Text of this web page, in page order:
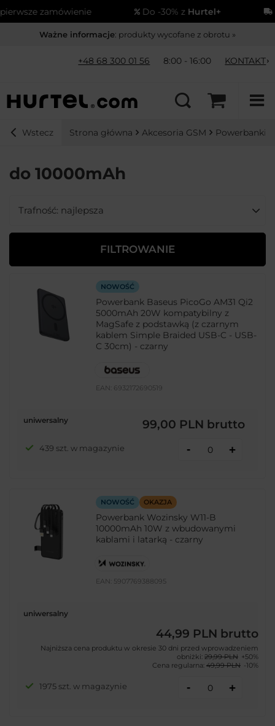
zamówienie Do -30% zHurtel+
Ważne informacje: produkty wycofane z obrotu »
+48 68 300 01 56 8:00 - 16:00 KONTAKT
Wstecz Strona główna Akcesoria GSM Powerbanki
do 10000mAh
Zmień sortowanie
Trafność: najlepsza
FILTROWANIE
NOWOŚĆ
Powerbank Baseus PicoGo AM31 Qi2
5000mAh 20W kompatybilny z
MagSafe z podstawką (z czarnym
kablem Simple Braided USB-C - USB-
C 30cm) - czarny
EAN: 6932172690519
uniwersalny 99,00 PLN brutto
439 szt. w magazynie - +
NOWOŚĆ OKAZJA
Powerbank Wozinsky W11-B
10000mAh 10W z wbudowanymi
kablami i latarką - czarny
EAN: 5907769388095
uniwersalny
44,99 PLN brutto
Najniższa cena produktu w okresie 30 dni przed wprowadzeniem
obniżki: 29,99 PLN +50%
Cena regularna: 49,99 PLN -10%
1975 szt. w magazynie - +